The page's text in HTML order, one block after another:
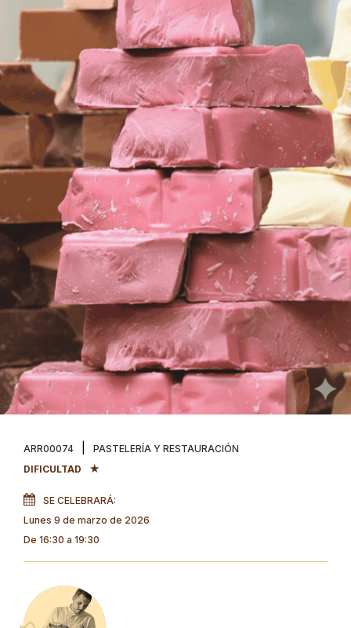
ARR00074
PASTELERÍA Y RESTAURACIÓN
DIFICULTAD
★
SE CELEBRARÁ:
Lunes 9 de marzo de 2026
De 16:30 a 19:30